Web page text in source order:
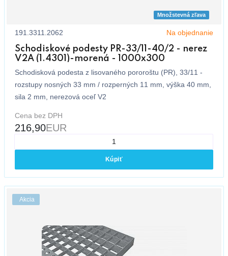
Množstevná zľava
191.3311.2062 Na objednanie
Schodiskové podesty PR-33/11-40/2 - nerez
V2A (1.4301)-morená - 1000x300
Schodisková podesta z lisovaného pororoštu (PR), 33/11 -
rozstupy nosných 33 mm / rozperných 11 mm, výška 40 mm,
sila 2 mm, nerezová oceľ V2
Cena bez DPH
216,90EUR
Kúpiť
Akcia